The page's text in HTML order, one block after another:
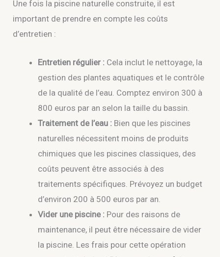
Une fois la piscine naturelle construite, il est
important de prendre en compte les coûts
d’entretien :
Entretien régulier : Cela inclut le nettoyage, la
gestion des plantes aquatiques et le contrôle
de la qualité de l’eau. Comptez environ 300 à
800 euros par an selon la taille du bassin.
Traitement de l’eau : Bien que les piscines
naturelles nécessitent moins de produits
chimiques que les piscines classiques, des
coûts peuvent être associés à des
traitements spécifiques. Prévoyez un budget
d’environ 200 à 500 euros par an.
Vider une piscine : Pour des raisons de
maintenance, il peut être nécessaire de vider
la piscine. Les frais pour cette opération